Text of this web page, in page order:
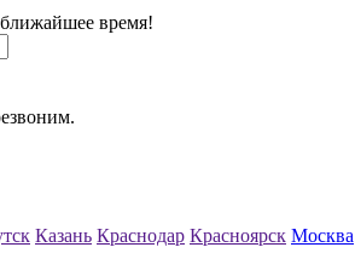
ближайшее время!
Казань Краснодар Красноярск Москва